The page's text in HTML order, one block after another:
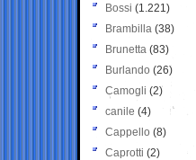
Bossi (1.221)
Brambilla (38)
Brunetta (83)
Burlando (26)
Camogli (2)
canile (4)
Cappello (8)
Caprotti (2)